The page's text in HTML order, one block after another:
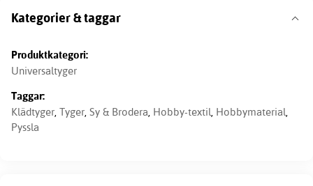
Kategorier & taggar
Produktkategori:
Universaltyger
Taggar:
Klädtyger, Tyger, Sy & Brodera, Hobby-textil, Hobbymaterial,
Pyssla